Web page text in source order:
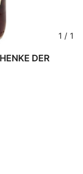
1 / 1
DER